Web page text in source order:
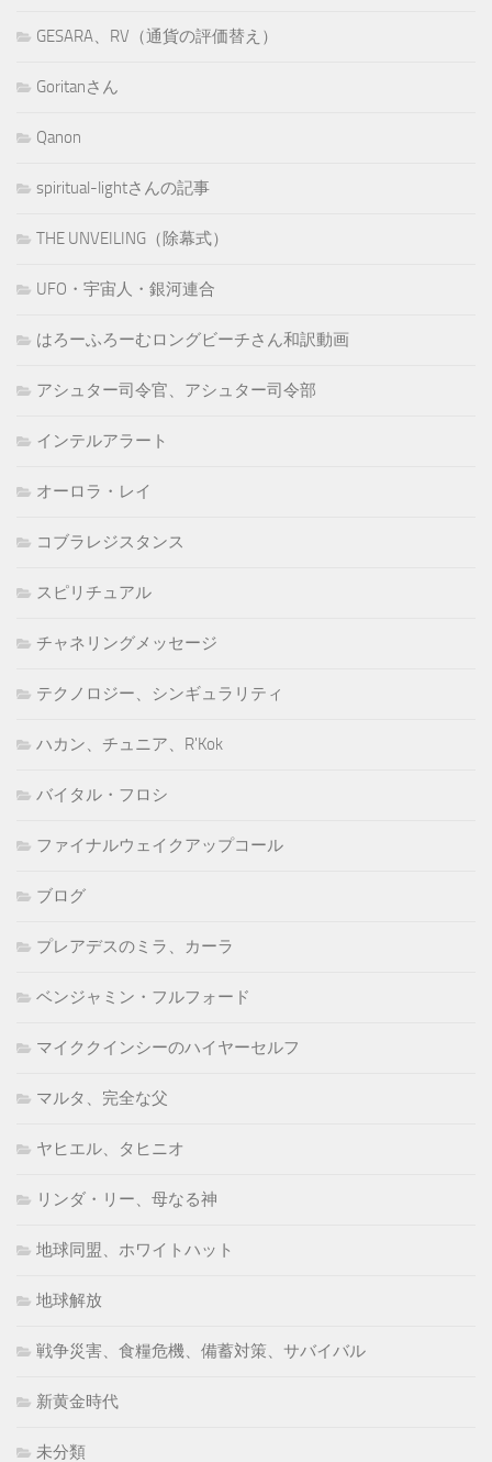
GESARA、RV（通貨の評価替え）
Goritanさん
Qanon
spiritual-lightさんの記事
THE UNVEILING（除幕式）
UFO・宇宙人・銀河連合
はろーふろーむロングビーチさん和訳動画
アシュター司令官、アシュター司令部
インテルアラート
オーロラ・レイ
コブラレジスタンス
スピリチュアル
チャネリングメッセージ
テクノロジー、シンギュラリティ
ハカン、チュニア、R'Kok
バイタル・フロシ
ファイナルウェイクアップコール
ブログ
プレアデスのミラ、カーラ
ベンジャミン・フルフォード
マイククインシーのハイヤーセルフ
マルタ、完全な父
ヤヒエル、タヒニオ
リンダ・リー、母なる神
地球同盟、ホワイトハット
地球解放
戦争災害、食糧危機、備蓄対策、サバイバル
新黄金時代
未分類